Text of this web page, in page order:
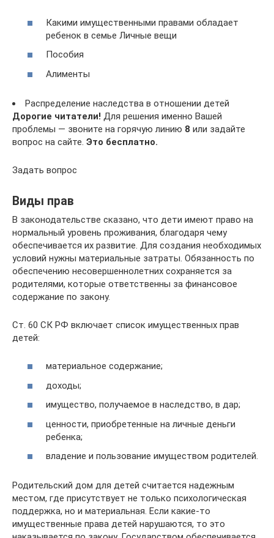
Какими имущественными правами обладает
ребенок в семье Личные вещи
Пособия
Алименты
Распределение наследства в отношении детей
Дорогие читатели! Для решения именно Вашей
проблемы — звоните на горячую линию 8 или задайте
вопрос на сайте. Это бесплатно.
Задать вопрос
Виды прав
В законодательстве сказано, что дети имеют право на
нормальный уровень проживания, благодаря чему
обеспечивается их развитие. Для создания необходимых
условий нужны материальные затраты. Обязанность по
обеспечению несовершеннолетних сохраняется за
родителями, которые ответственны за финансовое
содержание по закону.
Ст. 60 СК РФ включает список имущественных прав
детей:
материальное содержание;
доходы;
имущество, получаемое в наследство, в дар;
ценности, приобретенные на личные деньги
ребенка;
владение и пользование имуществом родителей.
Родительский дом для детей считается надежным
местом, где присутствует не только психологическая
поддержка, но и материальная. Если какие-то
имущественные права детей нарушаются, то это